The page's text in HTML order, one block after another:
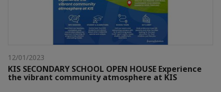
12/01/2023
KIS SECONDARY SCHOOL OPEN HOUSE Experience
the vibrant community atmosphere at KIS